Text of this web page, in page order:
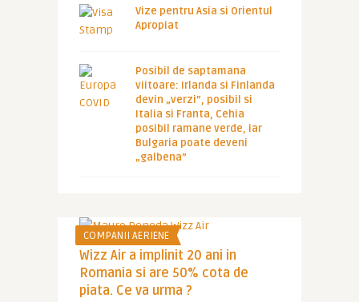
Vize pentru Asia si Orientul
Apropiat
Posibil de saptamana
viitoare: Irlanda si Finlanda
devin „verzi”, posibil si
Italia si Franta, Cehia
posibil ramane verde, iar
Bulgaria poate deveni
„galbena”
COMPANII AERIENE
Wizz Air a implinit 20 ani in
Romania si are 50% cota de
piata. Ce va urma ?